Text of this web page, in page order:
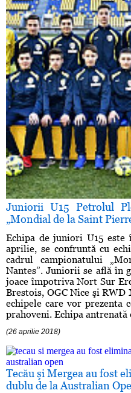
Juniorii U15 Petrolul
„Mondial de la Saint
Echipa de juniori U15
aprilie, se confruntă cu
cadrul campionatului
Nantes”. Juniorii se află în
joace împotriva Nort Sur
Brestois, OGC Nice şi
echipele care vor prezenta
prahoveni. Echipa antrenată
(26 aprilie 2018)
Tecău şi Mergea au fost
dublu de la Australian